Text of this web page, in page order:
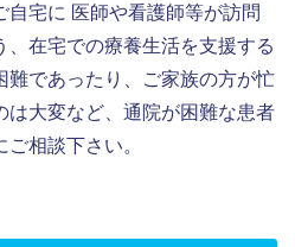
宅に 医師や看護師等が訪問
、在宅での療養生活を支援する
難であったり、ご家族の方が忙
は大変など、通院が困難な患者
相談下さい。